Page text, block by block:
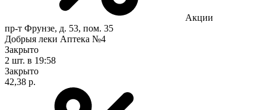
Акции
пр-т Фрунзе, д. 53, пом. 35
Добрыя леки Аптека №4
Закрыто
2 шт. в 19:58
Закрыто
42,38 р.